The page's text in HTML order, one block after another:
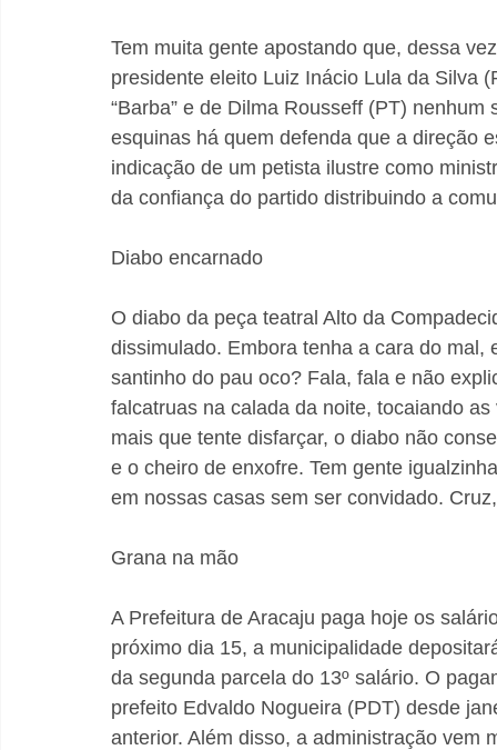
Tem muita gente apostando que, dessa
presidente eleito Luiz Inácio Lula da Silva
“Barba” e de Dilma Rousseff (PT)
esquinas há quem defenda que a direção
indicação de um petista ilustre como
da confiança do partido distribuindo a
Diabo encarnado
O diabo da peça teatral Alto da
dissimulado. Embora tenha a cara do
santinho do pau oco? Fala, fala e não
falcatruas na calada da noite, tocaiando
mais que tente disfarçar, o diabo não
e o cheiro de enxofre. Tem gente
em nossas casas sem ser convidado.
Grana na mão
A Prefeitura de Aracaju paga hoje os
próximo dia 15, a municipalidade
da segunda parcela do 13º salário. O
prefeito Edvaldo Nogueira (PDT) desde
anterior. Além disso, a administração vem